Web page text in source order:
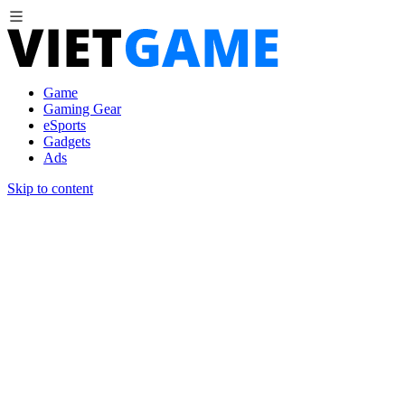
Game
Gaming Gear
eSports
Gadgets
Ads
Skip to content